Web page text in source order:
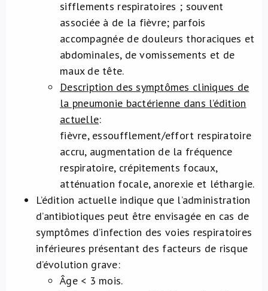
sifflements respiratoires ; souvent
associée à de la fièvre; parfois
accompagnée de douleurs thoraciques et
abdominales, de vomissements et de
maux de tête.
Description des symptômes cliniques de
la pneumonie bactérienne dans l’édition
actuelle:
fièvre, essoufflement/effort respiratoire
accru, augmentation de la fréquence
respiratoire, crépitements focaux,
atténuation focale, anorexie et léthargie.
L’édition actuelle indique que l’administration
d’antibiotiques peut être envisagée en cas de
symptômes d’infection des voies respiratoires
inférieures présentant des facteurs de risque
d’évolution grave:
Âge < 3 mois.